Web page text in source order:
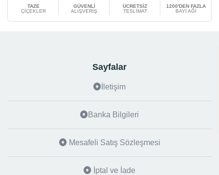
TAZE
ÇİÇEKLER
GÜVENLİ
ALIŞVERİŞ
ÜCRETSİZ
TESLİMAT
1200'DEN FAZLA
BAYİ AĞI
Sayfalar
İletişim
Banka Bilgileri
Mesafeli Satış Sözleşmesi
İptal ve İade